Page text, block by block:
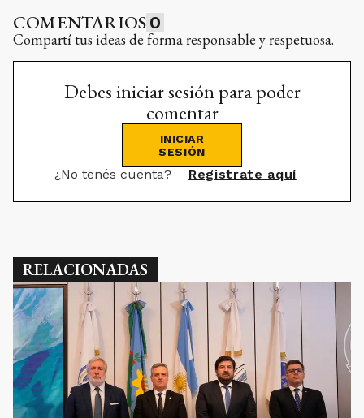
COMENTARIOS 0
Compartí tus ideas de forma responsable y respetuosa.
Debes iniciar sesión para poder
comentar
INICIAR
SESIÓN
¿No tenés cuenta? Registrate aquí
RELACIONADAS